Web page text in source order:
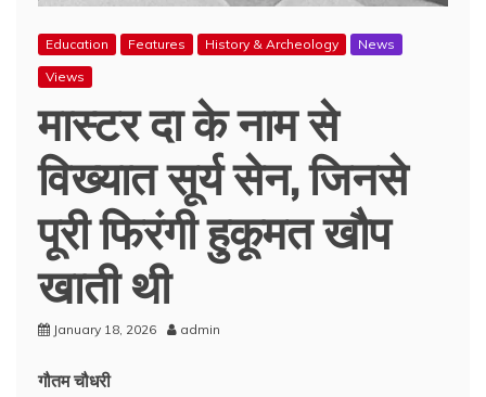
Education Features History & Archeology
News
Views
मास्टर दा के नाम से
विख्यात सूर्य सेन, जिनसे
पूरी फिरंगी हुकूमत खौप
खाती थी
January 18, 2026 admin
गौतम चौधरी